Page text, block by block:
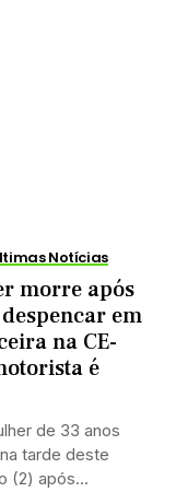
Notícias
morre após
em
na CE-
é
de 33 anos
tarde deste
(2) após...